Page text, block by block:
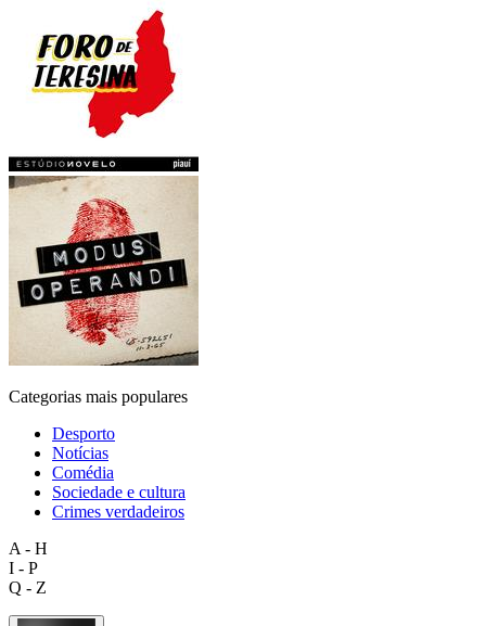
Categorias mais populares
Desporto
Notícias
Comédia
Sociedade e cultura
Crimes verdadeiros
A - H
I - P
Q - Z